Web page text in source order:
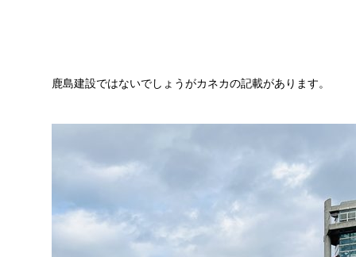
鹿島建設ではないでしょうがカネカの記載があります。